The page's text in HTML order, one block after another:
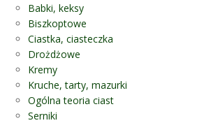
Babki, keksy
Biszkoptowe
Ciastka, ciasteczka
Drożdżowe
Kremy
Kruche, tarty, mazurki
Ogólna teoria ciast
Serniki